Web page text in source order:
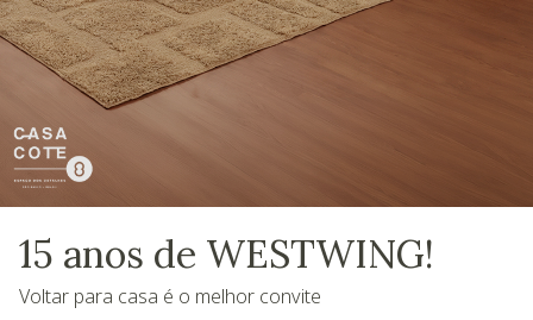
15 anos de WESTWING!
Voltar para casa é o melhor convite